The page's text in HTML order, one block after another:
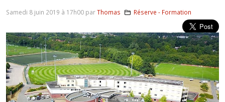
Samedi 8 juin 2019 à 17h00 parThomas Réserve - Formation